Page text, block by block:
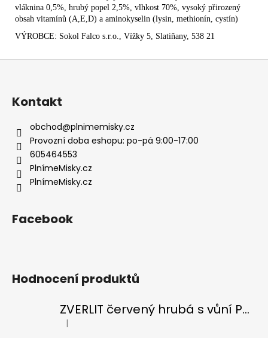
vláknina 0,5%, hrubý popel 2,5%, vlhkost 70%, vysoký přirozený
obsah vitamínů (A,E,D) a aminokyselin (lysin, methionín, cystín)
VÝROBCE: Sokol Falco s.r.o., Vížky 5, Slatiňany, 538 21
Z
Kontakt
obchod@plnimemisky.cz
Provozní doba eshopu: po-pá 9:00-17:00
605464553
PlnímeMisky.cz
PlnímeMisky.cz
Facebook
Hodnocení produktů
ZVERLIT červený hrubá s vůní Podestýlka kočka 10kg
Hodnocení produktu je 5 z 5 hvězdiček.
|